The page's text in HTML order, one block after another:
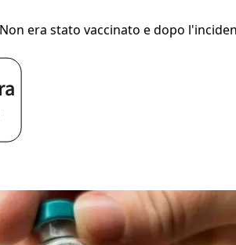
era stato vaccinato e dopo